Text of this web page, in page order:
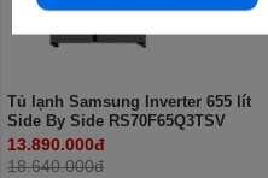
Tủ lạnh Samsung Inverter 655 lít
Side By Side RS70F65Q3TSV
13.890.000đ
18.640.000đ